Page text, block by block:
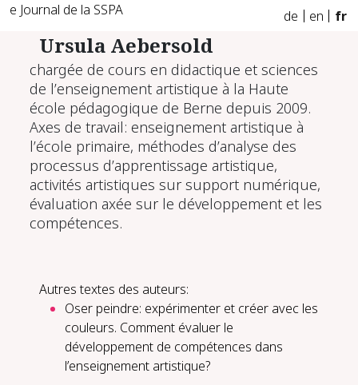
e Journal de la SSPA de en fr
Ursula Aebersold
chargée de cours en didactique et sciences
de l’enseignement artistique à la Haute
école pédagogique de Berne depuis 2009.
Axes de travail: enseignement artistique à
l’école primaire, méthodes d’analyse des
processus d’apprentissage artistique,
activités artistiques sur support numérique,
évaluation axée sur le développement et les
compétences.
Autres textes des auteurs:
Oser peindre: expérimenter et créer avec les
couleurs. Comment évaluer le
développement de compétences dans
l’enseignement artistique?